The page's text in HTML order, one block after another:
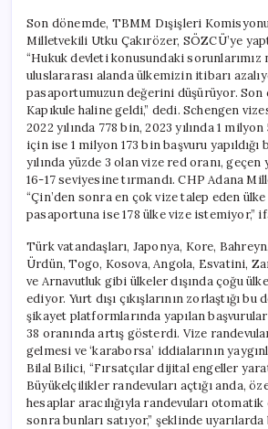
Son dönemde, TBMM Dışişleri
Milletvekili Utku Çakırözer, SÖZCÜ’ye
“Hukuk devleti konusundaki sorunlarımız
uluslararası alanda ülkemizin itibarı
pasaportumuzun değerini düşürüyor. Son
Kapıkule haline geldi,” dedi. Schengen
2022 yılında 778 bin, 2023 yılında 1 milyon
için ise 1 milyon 173 bin başvuru
yılında yüzde 3 olan vize red oranı,
16-17 seviyesine tırmandı. CHP Adana
“Çin’den sonra en çok vize talep eden
pasaportuna ise 178 ülke vize istemiyor,”
Türk vatandaşları, Japonya, Kore,
Ürdün, Togo, Kosova, Angola, Esvatini,
ve Arnavutluk gibi ülkeler dışında çoğu
ediyor. Yurt dışı çıkışlarının zorlaştığı
şikayet platformlarında yapılan
38 oranında artış gösterdi. Vize
gelmesi ve ‘karaborsa’ iddialarının
Bilal Bilici, “Fırsatçılar dijital engeller
Büyükelçilikler randevuları açtığı anda,
hesaplar aracılığıyla randevuları otomatik
sonra bunları satıyor,” şeklinde uyarılarda